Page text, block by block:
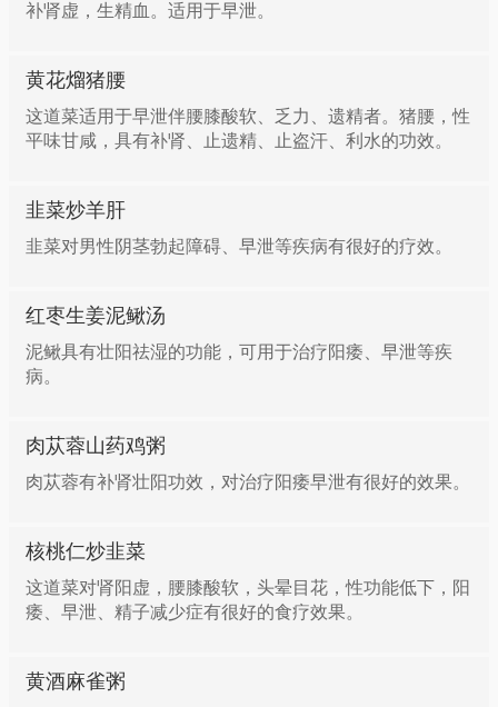
补肾虚，生精血。适用于早泄。
黄花熘猪腰
这道菜适用于早泄伴腰膝酸软、乏力、遗精者。猪腰，性
平味甘咸，具有补肾、止遗精、止盗汗、利水的功效。
韭菜炒羊肝
韭菜对男性阴茎勃起障碍、早泄等疾病有很好的疗效。
红枣生姜泥鳅汤
泥鳅具有壮阳祛湿的功能，可用于治疗阳痿、早泄等疾
病。
肉苁蓉山药鸡粥
肉苁蓉有补肾壮阳功效，对治疗阳痿早泄有很好的效果。
核桃仁炒韭菜
这道菜对肾阳虚，腰膝酸软，头晕目花，性功能低下，阳
痿、早泄、精子减少症有很好的食疗效果。
黄酒麻雀粥